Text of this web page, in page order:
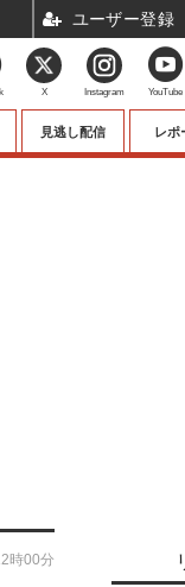
見逃し配信 レポ
時00分
X Instagram YouTube
ユーザー登録